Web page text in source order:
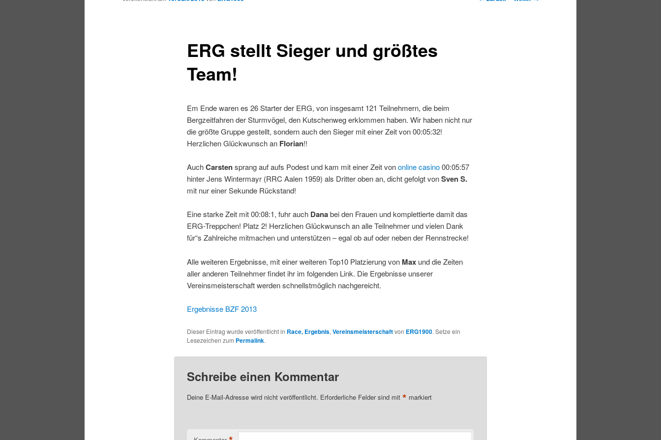
ERG stellt Sieger und größtes
Team!
Em Ende waren es 26 Starter der ERG, von insgesamt 121 Teilnehmern, die beim
Bergzeitfahren der Sturmvögel, den Kutschenweg erklommen haben. Wir haben nicht nur
die größte Gruppe gestellt, sondern auch den Sieger mit einer Zeit von 00:05:32!
Herzlichen Glückwunsch an Florian!!
AuchCarstensprang auf aufs Podest und kam mit einer Zeit vononline casino00:05:57
hinter Jens Wintermayr (RRC Aalen 1959) als Dritter oben an, dicht gefolgt vonSven S.
mit nur einer Sekunde Rückstand!
Eine starke Zeit mit 00:08:1, fuhr auch Danabei den Frauen und komplettierte damit das
ERG-Treppchen! Platz 2! Herzlichen Glückwunsch an alle Teilnehmer und vielen Dank
für“s Zahlreiche mitmachen und unterstützen – egal ob auf oder neben der Rennstrecke!
Alle weiteren Ergebnisse, mit einer weiteren Top10 Platzierung von Maxund die Zeiten
aller anderen Teilnehmer findet ihr im folgenden Link. Die Ergebnisse unserer
Vereinsmeisterschaft werden schnellstmöglich nachgereicht.
Ergebnisse BZF 2013
Dieser Eintrag wurde veröffentlicht in Race, Ergebnis, Vereinsmeisterschaftvon ERG1900. Setze ein
Lesezeichen zum Permalink.
Schreibe einen Kommentar
Deine E-Mail-Adresse wird nicht veröffentlicht. Erforderliche Felder sind mit * markiert